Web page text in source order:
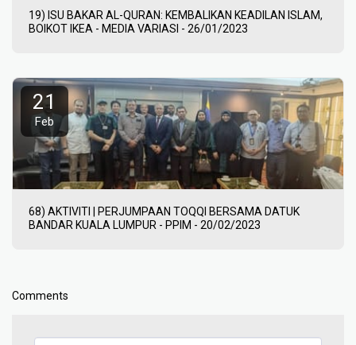
19) ISU BAKAR AL-QURAN: KEMBALIKAN KEADILAN ISLAM,
BOIKOT IKEA - MEDIA VARIASI - 26/01/2023
21
Feb
68) AKTIVITI | PERJUMPAAN TOQQI BERSAMA DATUK
BANDAR KUALA LUMPUR - PPIM - 20/02/2023
Comments